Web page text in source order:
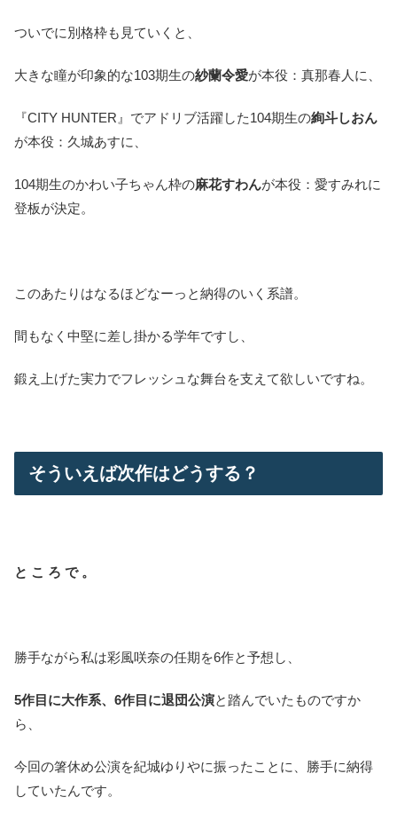
ついでに別格枠も見ていくと、
大きな瞳が印象的な103期生の紗蘭令愛が本役：真那春人に、
『CITY HUNTER』でアドリブ活躍した104期生の絢斗しおん
が本役：久城あすに、
104期生のかわい子ちゃん枠の麻花すわんが本役：愛すみれに
登板が決定。
このあたりはなるほどなーっと納得のいく系譜。
間もなく中堅に差し掛かる学年ですし、
鍛え上げた実力でフレッシュな舞台を支えて欲しいですね。
そういえば次作はどうする？
と こ ろ で 。
勝手ながら私は彩風咲奈の任期を6作と予想し、
5作目に大作系、6作目に退団公演と踏んでいたものですか
ら、
今回の箸休め公演を紀城ゆりやに振ったことに、勝手に納得
していたんです。